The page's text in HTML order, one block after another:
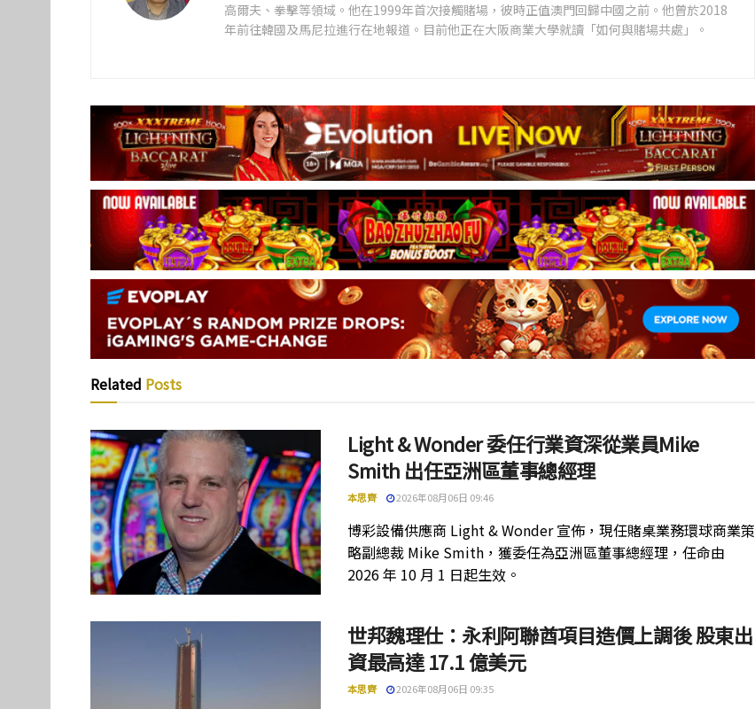
高爾夫、拳擊等領域。他在1999年首次接觸賭場，彼時正值澳門回歸中國之前。他曾於2018
年前往韓國及馬尼拉進行在地報道。目前他正在大阪商業大學就讀「如何與賭場共處」。
Related Posts
Light & Wonder 委任行業資深從業員Mike
Smith 出任亞洲區董事總經理
本思齊 2026年08月06日 09:46
博彩設備供應商 Light & Wonder 宣佈，現任賭桌業務環球商業策
略副總裁 Mike Smith，獲委任為亞洲區董事總經理，任命由
2026 年 10 月 1 日起生效。
世邦魏理仕：永利阿聯酋項目造價上調後 股東出
資最高達 17.1 億美元
本思齊 2026年08月06日 09:35